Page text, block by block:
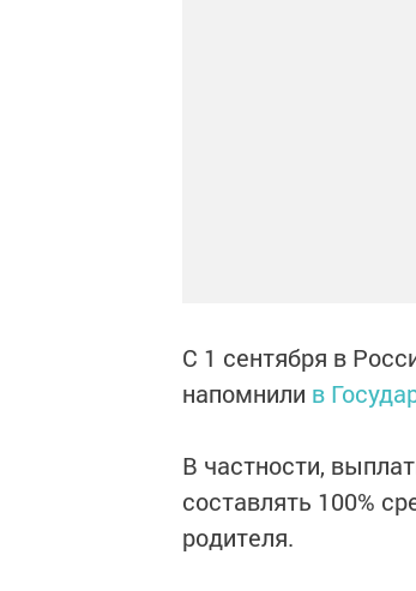
С 1 сентября в
напомнили в
В частности,
составлять 100%
родителя.